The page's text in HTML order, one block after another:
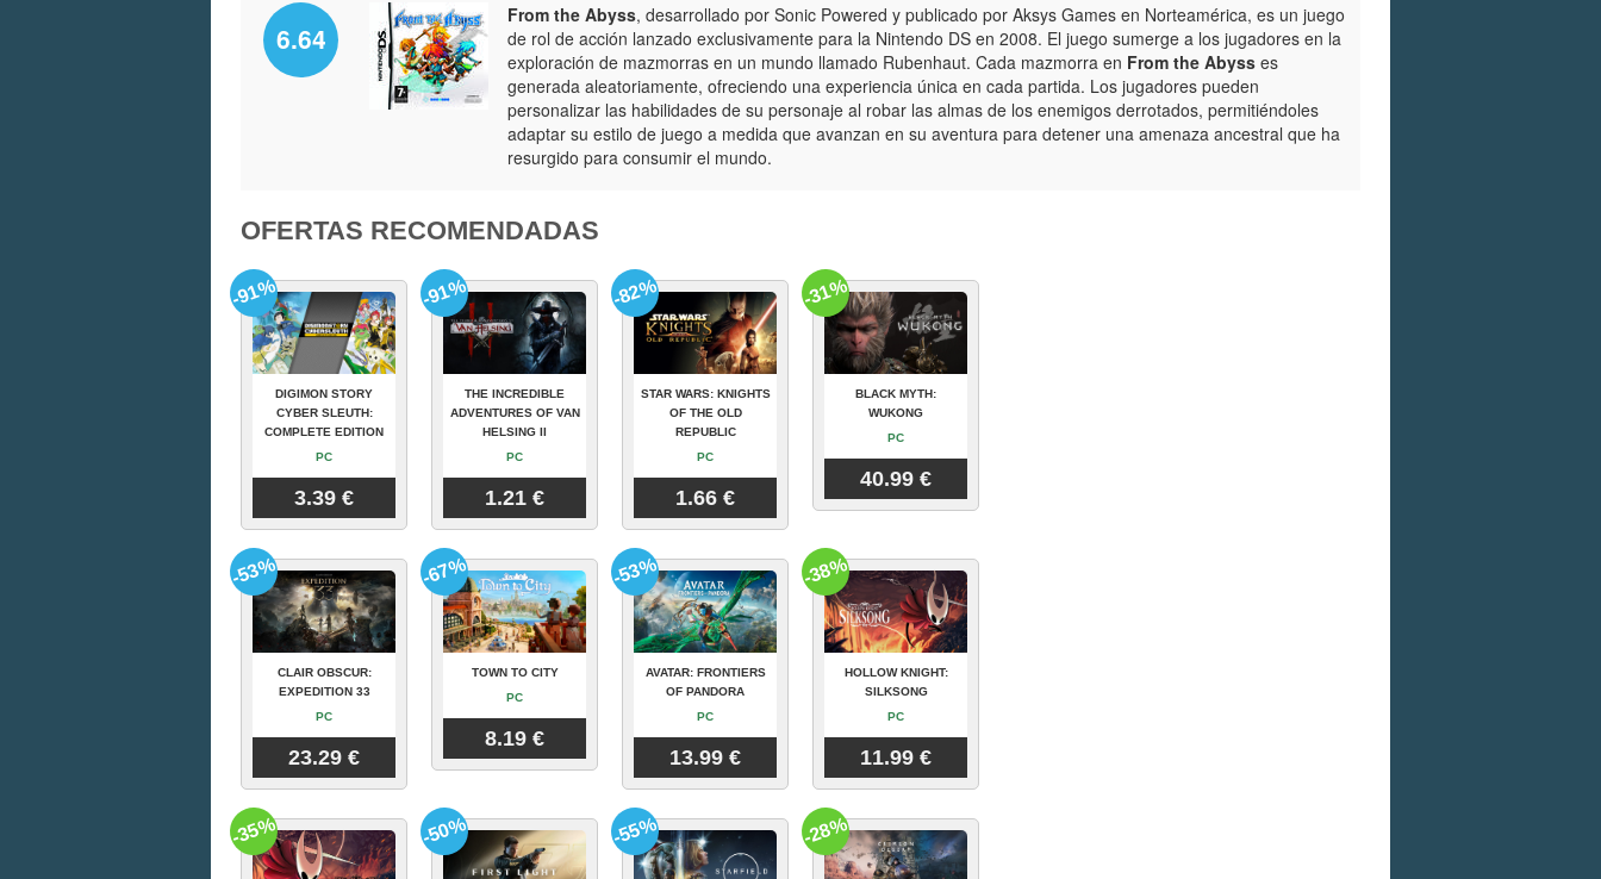
6.64
From the Abyss, desarrollado por Sonic Powered y publicado por Aksys Games en Norteamérica, es un juego
de rol de acción lanzado exclusivamente para la Nintendo DS en 2008. El juego sumerge a los jugadores en la
exploración de mazmorras en un mundo llamado Rubenhaut. Cada mazmorra en From the Abyss es
generada aleatoriamente, ofreciendo una experiencia única en cada partida. Los jugadores pueden
personalizar las habilidades de su personaje al robar las almas de los enemigos derrotados, permitiéndoles
adaptar su estilo de juego a medida que avanzan en su aventura para detener una amenaza ancestral que ha
resurgido para consumir el mundo.
OFERTAS RECOMENDADAS
DIGIMON STORY
CYBER SLEUTH:
COMPLETE EDITION
PC
3.39 €
-91%
THE INCREDIBLE
ADVENTURES OF VAN
HELSING II
PC
1.21 €
-91%
STAR WARS: KNIGHTS
OF THE OLD
REPUBLIC
PC
1.66 €
-82%
BLACK MYTH:
WUKONG
PC
40.99 €
-31%
CLAIR OBSCUR:
EXPEDITION 33
PC
23.29 €
-53%
TOWN TO CITY
PC
8.19 €
-67%
AVATAR: FRONTIERS
OF PANDORA
PC
13.99 €
-53%
HOLLOW KNIGHT:
SILKSONG
PC
11.99 €
-38%
-35% -50% -55% -28%